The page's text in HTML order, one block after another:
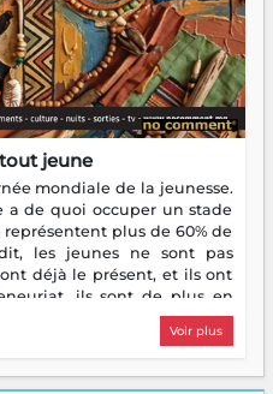
jeune
mondiale de la jeunesse.
a de quoi occuper un stade
plus de 60% de
les jeunes ne sont pas
déjà le présent, et ils ont
ils sont de plus en
à créer, à risquer — souvent
mais toujours avec cette
culture, les nouvelles sont
Voir plus